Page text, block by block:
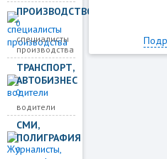
ПРОИЗВОДСТВО
0
специалисты
производства
ТРАНСПОРТ,
АВТОБИЗНЕС
0
водители
СМИ,
ПОЛИГРАФИЯ
0